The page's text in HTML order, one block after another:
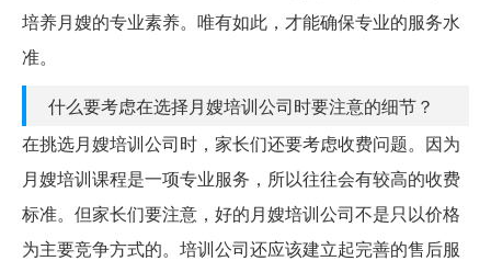
培养月嫂的专业素养。唯有如此，才能确保专业的服务水
准。
什么要考虑在选择月嫂培训公司时要注意的细节？
在挑选月嫂培训公司时，家长们还要考虑收费问题。因为
月嫂培训课程是一项专业服务，所以往往会有较高的收费
标准。但家长们要注意，好的月嫂培训公司不是只以价格
为主要竞争方式的。培训公司还应该建立起完善的售后服